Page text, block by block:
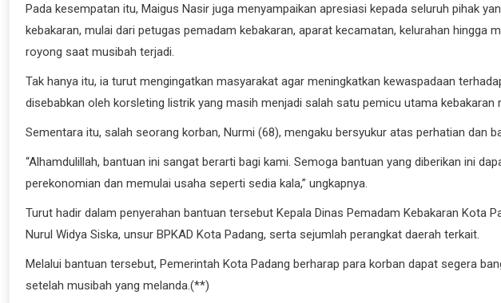
Pada kesempatan itu, Maigus Nasir juga menyampaikan apresiasi kepada seluruh pihak
kebakaran, mulai dari petugas pemadam kebakaran, aparat kecamatan, kelurahan hingga
royong saat musibah terjadi.
Tak hanya itu, ia turut mengingatkan masyarakat agar meningkatkan kewaspadaan
disebabkan oleh korsleting listrik yang masih menjadi salah satu pemicu utama kebakaran
Sementara itu, salah seorang korban, Nurmi (68), mengaku bersyukur atas perhatian dan
“Alhamdulillah, bantuan ini sangat berarti bagi kami. Semoga bantuan yang diberikan ini
perekonomian dan memulai usaha seperti sedia kala,” ungkapnya.
Turut hadir dalam penyerahan bantuan tersebut Kepala Dinas Pemadam Kebakaran Kota
Nurul Widya Siska, unsur BPKAD Kota Padang, serta sejumlah perangkat daerah terkait.
Melalui bantuan tersebut, Pemerintah Kota Padang berharap para korban dapat segera
setelah musibah yang melanda.(**)